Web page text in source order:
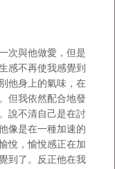
次與他做愛，但是
感不再使我感覺到
他身上的氣味，在
但我依然配合地發
說不清自己是在討
像是在一種加速的
悅，愉悅感正在加
到了。反正他在我